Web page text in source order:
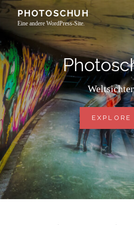
Skip
content
PHOTOSCHUH
Eine andere WordPress-Site.
EXPLORE